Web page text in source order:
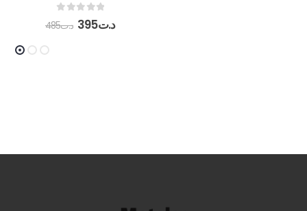
out of 5
د.ت485 د.ت395